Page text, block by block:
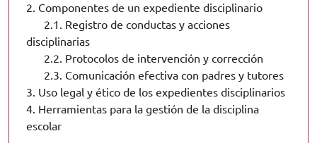
2. Componentes de un expediente disciplinario
2.1. Registro de conductas y acciones
disciplinarias
2.2. Protocolos de intervención y corrección
2.3. Comunicación efectiva con padres y tutores
3. Uso legal y ético de los expedientes disciplinarios
4. Herramientas para la gestión de la disciplina
escolar